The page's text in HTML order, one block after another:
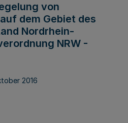
von
dem Gebiet des
Nordrhein-
NRW -
2016